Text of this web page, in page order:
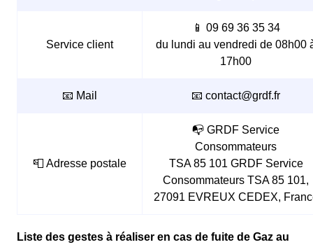
Service client
📱 09 69 36 35 34
du lundi au vendredi de 08h00
17h00
📧 Mail 📧 contact@grdf.fr
📮 Adresse postale
📭 GRDF Service
Consommateurs
TSA 85 101 GRDF Service
Consommateurs TSA 85 101,
27091 EVREUX CEDEX,
Liste des gestes à réaliser en cas de fuite de Gaz au